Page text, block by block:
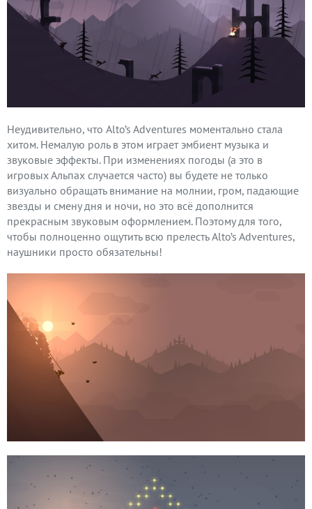
Неудивительно, что Alto’s Adventures моментально стала
хитом. Немалую роль в этом играет эмбиент музыка и
звуковые эффекты. При изменениях погоды (а это в
игровых Альпах случается часто) вы будете не только
визуально обращать внимание на молнии, гром, падающие
звезды и смену дня и ночи, но это всё дополнится
прекрасным звуковым оформлением. Поэтому для того,
чтобы полноценно ощутить всю прелесть Alto’s Adventures,
наушники просто обязательны!